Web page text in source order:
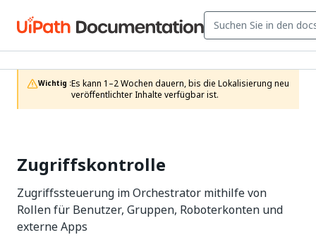
Wichtig :Es kann 1–2 Wochen dauern, bis die Lokalisierung neu
veröffentlichter Inhalte verfügbar ist.
Zugriffskontrolle
Zugriffssteuerung im Orchestrator mithilfe von
Rollen für Benutzer, Gruppen, Roboterkonten und
externe Apps